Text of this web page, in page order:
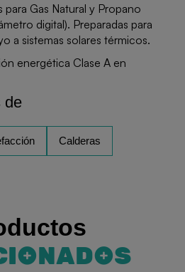
para Gas Natural y Propano
digital). Preparadas para
a sistemas solares térmicos.
energética Clase A en
de
Calderas